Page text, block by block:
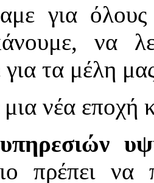
για
να
για τα μέλη
νέα εποχή
πρέπει να